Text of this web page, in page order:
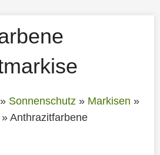
» Sonnenschutz» Markisen »
» Anthrazitfarbene